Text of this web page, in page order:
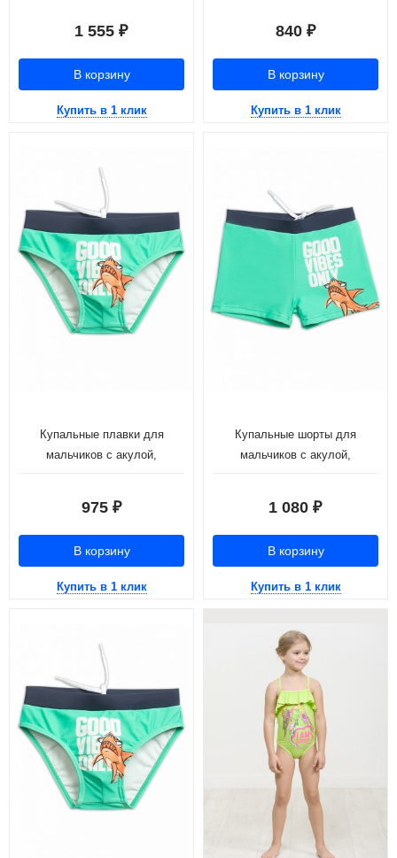
1 555 ₽
В корзину
Купить в 1 клик
840 ₽
В корзину
Купить в 1 клик
Купальные плавки для
мальчиков с акулой,
975 ₽
В корзину
Купить в 1 клик
Купальные шорты для
мальчиков с акулой,
1 080 ₽
В корзину
Купить в 1 клик